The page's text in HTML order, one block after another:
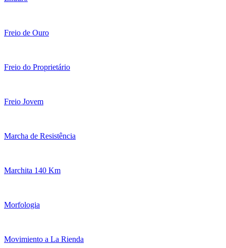
Freio de Ouro
Freio do Proprietário
Freio Jovem
Marcha de Resistência
Marchita 140 Km
Morfologia
Movimiento a La Rienda